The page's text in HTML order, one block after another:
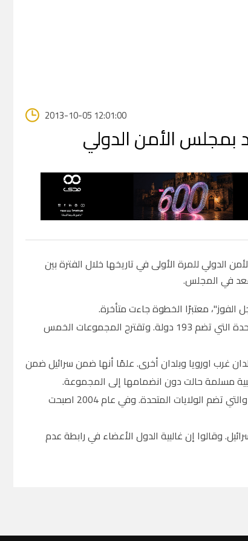
2013-10-05 12:01:00
بمجلس الأمن الدولي
للمرة الأولى في تاريخها خلال الفترة بين
معتبرًا الخطوة جاءت متأخرة.
ويلزم "إسرائيل" الحصول على موافقة غالبية ثلثي الأصوات في الجمعية العامة للأمم المتحدة التي تضم 193 دولة. وتقترح المجموعات الخمس
غرب اورويا وبلدان أخرى. علمًا أنها ضمن سرائيل ضمن
مسلمة حالت دون انضمامها إلى المجموعة.
وفي عام 2000 قبلت اسرائيل بشكل مؤقت ضمن مجموعة بلدان غرب اوروبا وبلدان اخرى والتي تضم الولايات المتحدة. وفي عام 2004 اصبحت
وقالوا إن غالبية الدول الأعضاء في رابطة عدم